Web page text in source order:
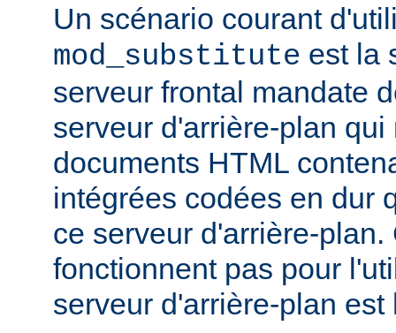
Un scénario courant
mod_substitute est la
serveur frontal mandate
serveur d'arrière-plan qui
documents HTML
intégrées codées en dur
ce serveur d'arrière-
fonctionnent pas pour
serveur d'arrière-plan est